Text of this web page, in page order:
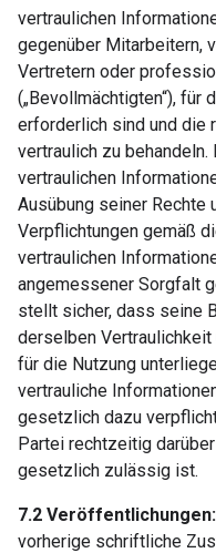
vertraulichen
gegenüber Mitarbeitern,
Vertretern oder
(„Bevollmächtigten“),
erforderlich sind und die
vertraulich zu
vertraulichen
Ausübung seiner Rechte
Verpflichtungen gemäß
vertraulichen
angemessener Sorgfalt
stellt sicher, dass seine
derselben
für die Nutzung
vertrauliche
gesetzlich dazu
Partei rechtzeitig
gesetzlich zulässig ist.
7.2 Veröffentlichungen:
vorherige schriftliche